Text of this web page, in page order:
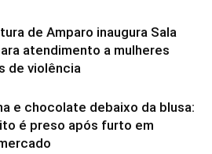
de Amparo inaugura Sala
atendimento a mulheres
de violência
e chocolate debaixo da blusa:
é preso após furto em